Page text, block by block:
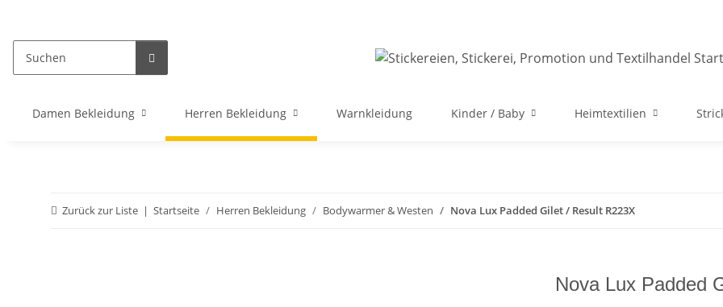
Damen Bekleidung Herren Bekleidung Warnkleidung Kinder / Baby Heimtextilien
Zurück zur Liste Startseite Herren Bekleidung Bodywarmer & Westen Nova Lux Padded Gilet / Result R223X
Nova Lux Padded